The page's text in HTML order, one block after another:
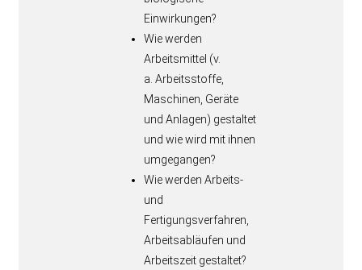
Einwirkungen?
Wie werden
Arbeitsmittel (v.
a. Arbeitsstoffe,
Maschinen, Geräte
und Anlagen) gestaltet
und wie wird mit ihnen
umgegangen?
Wie werden Arbeits-
und
Fertigungsverfahren,
Arbeitsabläufen und
Arbeitszeit gestaltet?